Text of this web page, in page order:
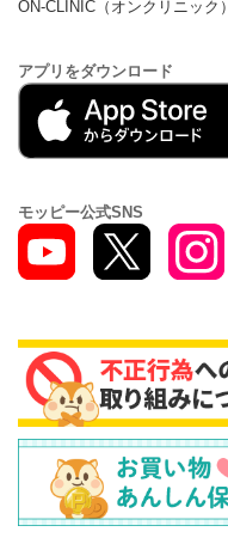
ON-CLINIC（オンクリニック）
アプリをダウンロード
モッピー公式SNS